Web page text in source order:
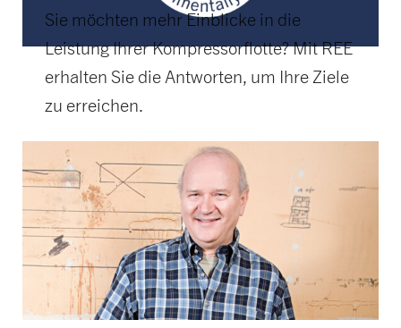
Sie möchten mehr Einblicke in die
Leistung Ihrer Kompressorflotte? Mit REE
erhalten Sie die Antworten, um Ihre Ziele
zu erreichen.